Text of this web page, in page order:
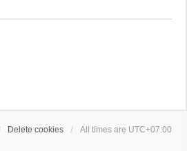
Delete cookies All times are UTC+07:00